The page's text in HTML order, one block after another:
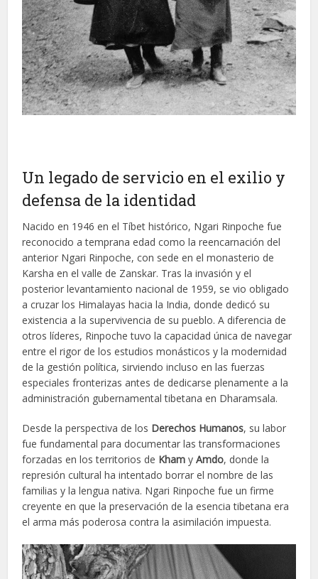
Un legado de servicio en el exilio y
defensa de la identidad
Nacido en 1946 en el Tíbet histórico, Ngari Rinpoche fue
reconocido a temprana edad como la reencarnación del
anterior Ngari Rinpoche, con sede en el monasterio de
Karsha en el valle de Zanskar. Tras la invasión y el
posterior levantamiento nacional de 1959, se vio obligado
a cruzar los Himalayas hacia la India, donde dedicó su
existencia a la supervivencia de su pueblo. A diferencia de
otros líderes, Rinpoche tuvo la capacidad única de navegar
entre el rigor de los estudios monásticos y la modernidad
de la gestión política, sirviendo incluso en las fuerzas
especiales fronterizas antes de dedicarse plenamente a la
administración gubernamental tibetana en Dharamsala.
Desde la perspectiva de los Derechos Humanos, su labor
fue fundamental para documentar las transformaciones
forzadas en los territorios de Kham yAmdo, donde la
represión cultural ha intentado borrar el nombre de las
familias y la lengua nativa. Ngari Rinpoche fue un firme
creyente en que la preservación de la esencia tibetana era
el arma más poderosa contra la asimilación impuesta.